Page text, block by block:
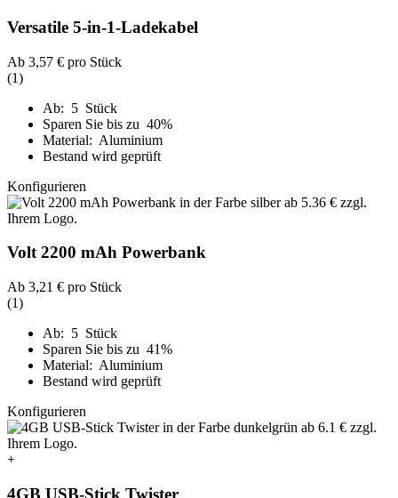
Versatile 5-in-1-Ladekabel
Ab 3,57 € pro Stück
(1)
Ab: 5 Stück
Sparen Sie bis zu 40%
Material: Aluminium
Bestand wird geprüft
Konfigurieren
Volt 2200 mAh Powerbank
Ab 3,21 € pro Stück
(1)
Ab: 5 Stück
Sparen Sie bis zu 41%
Material: Aluminium
Bestand wird geprüft
Konfigurieren
+
4GB USB-Stick Twister